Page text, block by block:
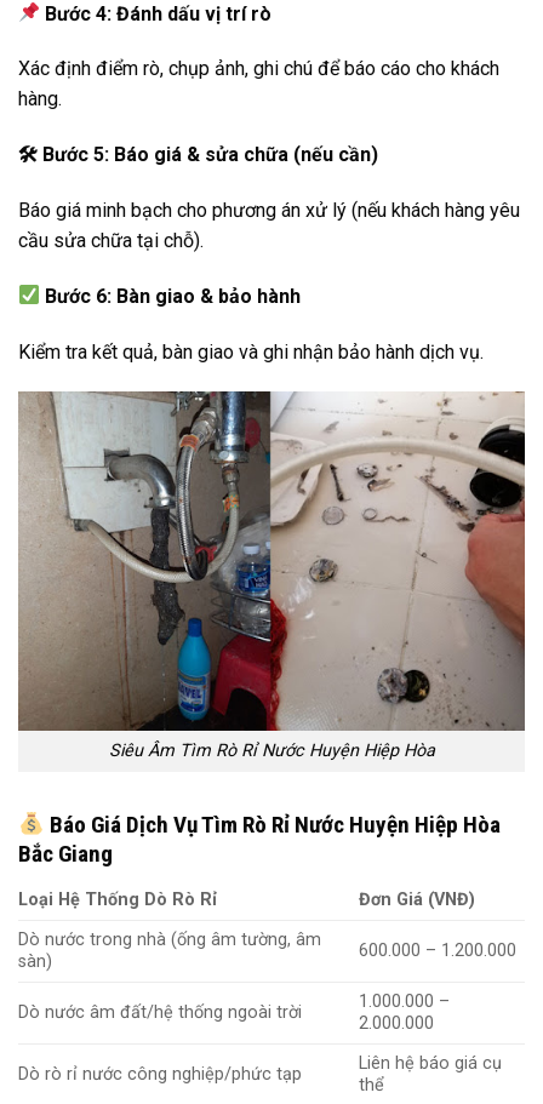
Bước 4: Đánh dấu vị trí rò
Xác định điểm rò, chụp ảnh, ghi chú để báo cáo cho khách
hàng.
🛠 ️ Bước 5: Báo giá & sửa chữa (nếu cần)
Báo giá minh bạch cho phương án xử lý (nếu khách hàng yêu
cầu sửa chữa tại chỗ).
Bước 6: Bàn giao & bảo hành
Kiểm tra kết quả, bàn giao và ghi nhận bảo hành dịch vụ.
Siêu Âm Tìm Rò Rỉ Nước Huyện Hiệp Hòa
Báo Giá Dịch Vụ Tìm Rò Rỉ Nước Huyện Hiệp Hòa
Bắc Giang
Loại Hệ Thống Dò Rò Rỉ
Đơn Giá (VNĐ)
Dò nước trong nhà (ống âm tường, âm
sàn)
600.000 – 1.200.000
Dò nước âm đất/hệ thống ngoài trời
1.000.000 –
2.000.000
Dò rò rỉ nước công nghiệp/phức tạp
Liên hệ báo giá cụ
thể